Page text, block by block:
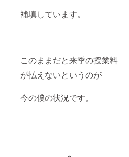
補填しています。
このままだと来季の授業料
が払えないというのが
今の僕の状況です。